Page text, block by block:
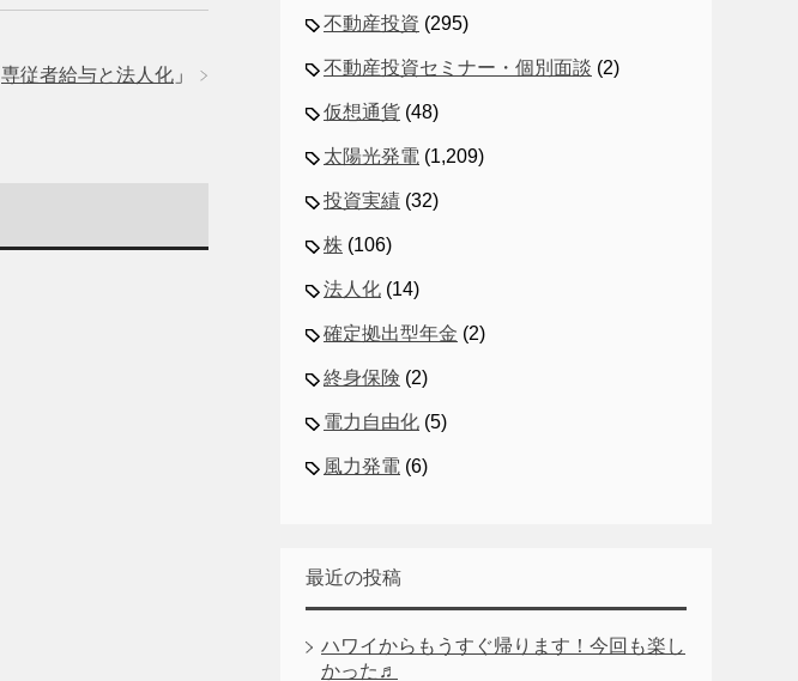
専従者給与と法人化 」
不動産投資 (295)
不動産投資セミナー・個別面談 (2)
仮想通貨 (48)
太陽光発電 (1,209)
投資実績 (32)
株 (106)
法人化 (14)
確定拠出型年金 (2)
終身保険 (2)
電力自由化 (5)
風力発電 (6)
最近の投稿
ハワイからもうすぐ帰ります！今回も楽し
かった♬